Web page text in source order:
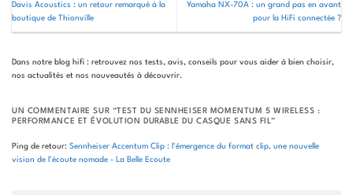
Davis Acoustics : un retour remarqué à la
boutique de Thionville
Yamaha NX-70A : un grand pas en avant
pour la HiFi connectée ?
Dans notre blog hifi : retrouvez nos tests, avis, conseils pour vous aider à bien choisir,
nos actualités et nos nouveautés à découvrir.
UN COMMENTAIRE SUR “TEST DU SENNHEISER MOMENTUM 5 WIRELESS :
PERFORMANCE ET ÉVOLUTION DURABLE DU CASQUE SANS FIL”
Ping de retour: Sennheiser Accentum Clip : l'émergence du format clip, une nouvelle
vision de l'écoute nomade - La Belle Ecoute